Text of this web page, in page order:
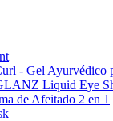
- Gel Ayurvédico
Liquid Eye
de Afeitado 2 en 1